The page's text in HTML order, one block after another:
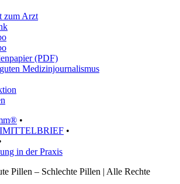
zum Arzt
(PDF)
Medizinjournalismus
•
•
in der Praxis
Pillen – Schlechte Pillen | Alle Rechte